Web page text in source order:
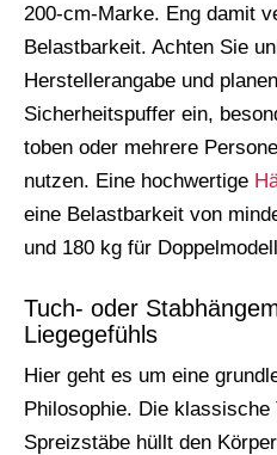
200-cm-Marke. Eng damit
Belastbarkeit. Achten Sie
Herstellerangabe und
Sicherheitspuffer ein,
toben oder mehrere
nutzen. Eine hochwertige
eine Belastbarkeit von
und 180 kg für
Tuch- oder
Liegegefühls
Hier geht es um eine
Philosophie. Die klassische
Spreizstäbe hüllt den